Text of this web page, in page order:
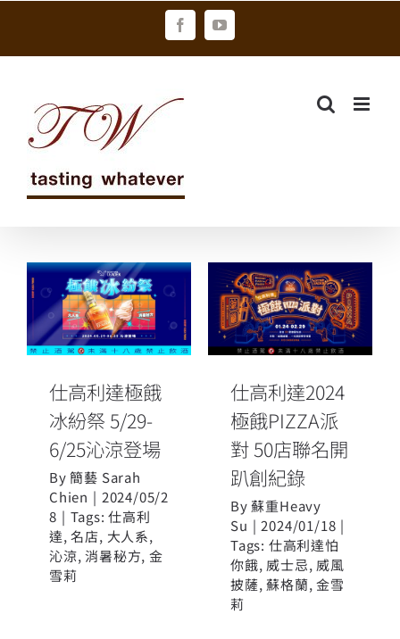
FacebookYouTube
仕高利達極餓
冰紛祭 5/29-
6/25沁涼登場
仕高利達極餓
冰紛祭 5/29-
6/25沁涼登場
By簡藝 Sarah
Chien | 2024/05/2
8 | Tags:仕高利
達,名店, 大人系,
沁涼,消暑秘方,金
雪莉
仕高利達2024
極餓PIZZA派
對 50店聯名開
仕高利達2024
極餓PIZZA派
對 50店聯名開
趴創紀錄
By蘇重Heavy
Su | 2024/01/18 |
Tags: 仕高利達怕
你餓, 威士忌, 威風
披薩,蘇格蘭,金雪
莉